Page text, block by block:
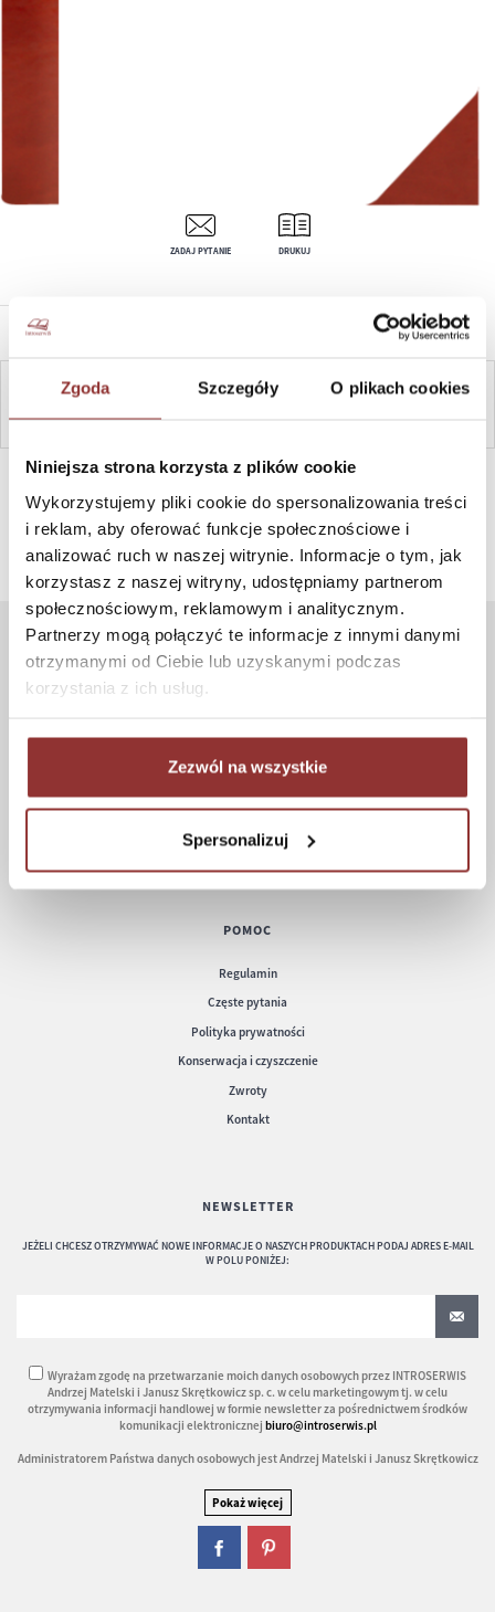
Zgoda Szczegóły O plikach cookies
Niniejsza strona korzysta z plików cookie
Wykorzystujemy pliki cookie do spersonalizowania treści
i reklam, aby oferować funkcje społecznościowe i
analizować ruch w naszej witrynie. Informacje o tym, jak
korzystasz z naszej witryny, udostępniamy partnerom
społecznościowym, reklamowym i analitycznym.
Partnerzy mogą połączyć te informacje z innymi danymi
otrzymanymi od Ciebie lub uzyskanymi podczas
korzystania z ich usług.
Zezwól na wszystkie
Spersonalizuj
ZADAJ PYTANIE DRUKUJ
ZAPYTAJ
SZYBKI KONTAKT PN-PT, 8-16, +48 698 291 992, +48 608
ZAKUPY
Czas realizacji zamówienia
Formy płatności
Koszt dostawy
POMOC
Regulamin
Częste pytania
Polityka prywatności
Konserwacja i czyszczenie
Zwroty
Kontakt
NEWSLETTER
JEŻELI CHCESZ OTRZYMYWAĆ NOWE INFORMACJE O NASZYCH PRODUKTACH PODAJ ADRES E-MAIL
W POLU PONIŻEJ:
Wyrażam zgodę na przetwarzanie moich danych osobowych przez INTROSERWIS
Andrzej Matelski i Janusz Skrętkowicz sp. c. w celu marketingowym tj. w celu
otrzymywania informacji handlowej w formie newsletter za pośrednictwem środków
komunikacji elektronicznej biuro@introserwis.pl
Administratorem Państwa danych osobowych jest Andrzej Matelski i Janusz Skrętkowicz